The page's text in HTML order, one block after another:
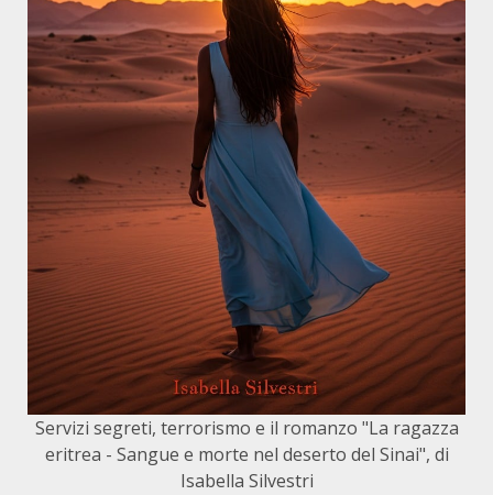
Servizi segreti, terrorismo e il romanzo "La ragazza
eritrea - Sangue e morte nel deserto del Sinai", di
Isabella Silvestri